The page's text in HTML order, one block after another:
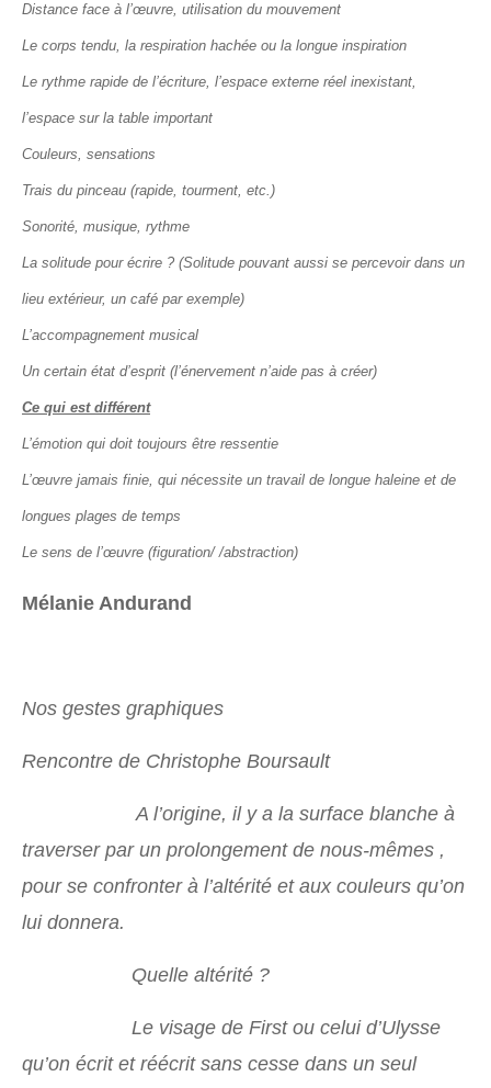
Distance face à l’œuvre, utilisation du mouvement
Le corps tendu, la respiration hachée ou la longue inspiration
Le rythme rapide de l’écriture, l’espace externe réel inexistant,
l’espace sur la table important
Couleurs, sensations
Trais du pinceau (rapide, tourment, etc.)
Sonorité, musique, rythme
La solitude pour écrire ? (Solitude pouvant aussi se percevoir dans un
lieu extérieur, un café par exemple)
L’accompagnement musical
Un certain état d’esprit (l’énervement n’aide pas à créer)
Ce qui est différent
L’émotion qui doit toujours être ressentie
L’œuvre jamais finie, qui nécessite un travail de longue haleine et de
longues plages de temps
Le sens de l’œuvre (figuration/ /abstraction)
Mélanie Andurand
Nos gestes graphiques
Rencontre de Christophe Boursault
A l’origine, il y a la surface blanche à
traverser par un prolongement de nous-mêmes ,
pour se confronter à l’altérité et aux couleurs qu’on
lui donnera.
Quelle altérité ?
Le visage de First ou celui d’Ulysse
qu’on écrit et réécrit sans cesse dans un seul